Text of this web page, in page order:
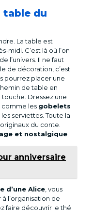
table du
La table est
midi. C’est là où l’on
l’univers. Il ne faut
de décoration, c’est
pourrez placer une
de table en
Dressez une
les gobelets
serviettes. Toute la
du conte.
et nostalgique.
anniversaire
d’une Alice, vous
l’organisation de
faire découvrir le thé